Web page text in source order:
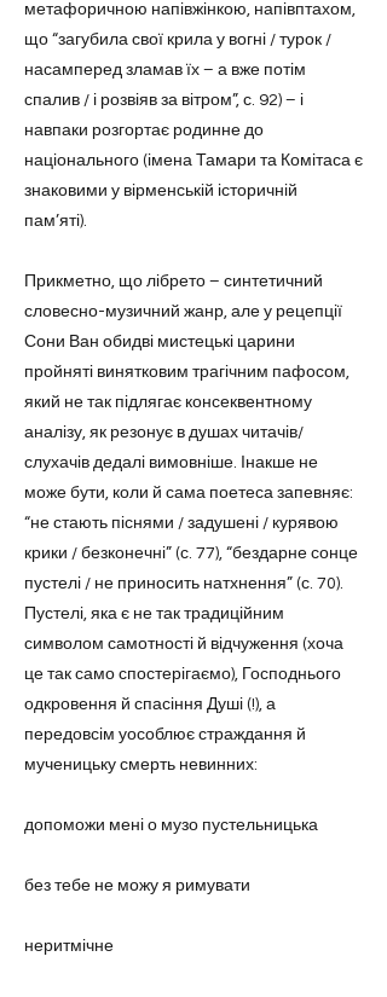
метафоричною напівжінкою, напівптахом,
що “загубила свої крила у вогні / турок /
насамперед зламав їх – а вже потім
спалив / і розвіяв за вітром”, с. 92) – і
навпаки розгортає родинне до
національного (імена Тамари та Комітаса є
знаковими у вірменській історичній
пам’яті).
Прикметно, що лібрето – синтетичний
словесно-музичний жанр, але у рецепції
Сони Ван обидві мистецькі царини
пройняті винятковим трагічним пафосом,
який не так підлягає консеквентному
аналізу, як резонує в душах читачів/
слухачів дедалі вимовніше. Інакше не
може бути, коли й сама поетеса запевняє:
“не стають піснями / задушені / курявою
крики / безконечні” (с. 77), “бездарне сонце
пустелі / не приносить натхнення” (с. 70).
Пустелі, яка є не так традиційним
символом самотності й відчуження (хоча
це так само спостерігаємо), Господнього
одкровення й спасіння Душі (!), а
передовсім уособлює страждання й
мученицьку смерть невинних:
допоможи мені о музо пустельницька
без тебе не можу я римувати
неритмічне